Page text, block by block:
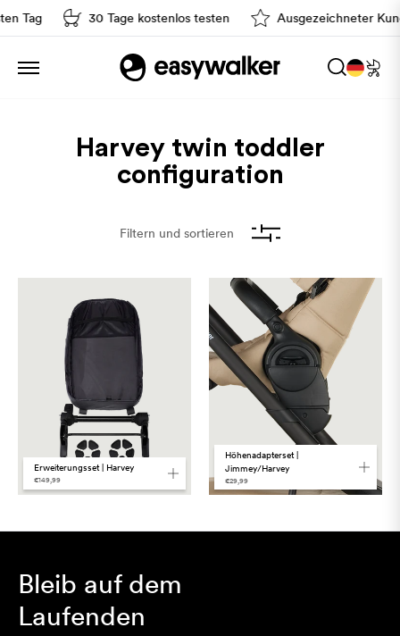
Tag 30 Tage kostenlos testen Ausgezeichneter
Harvey twin toddler
configuration
Filtern und sortieren
Sortiere nach
Erweiterungsset | Harvey
€149,99
Höhenadapterset |
Jimmey/Harvey
€29,99
Bleib auf dem
Laufenden